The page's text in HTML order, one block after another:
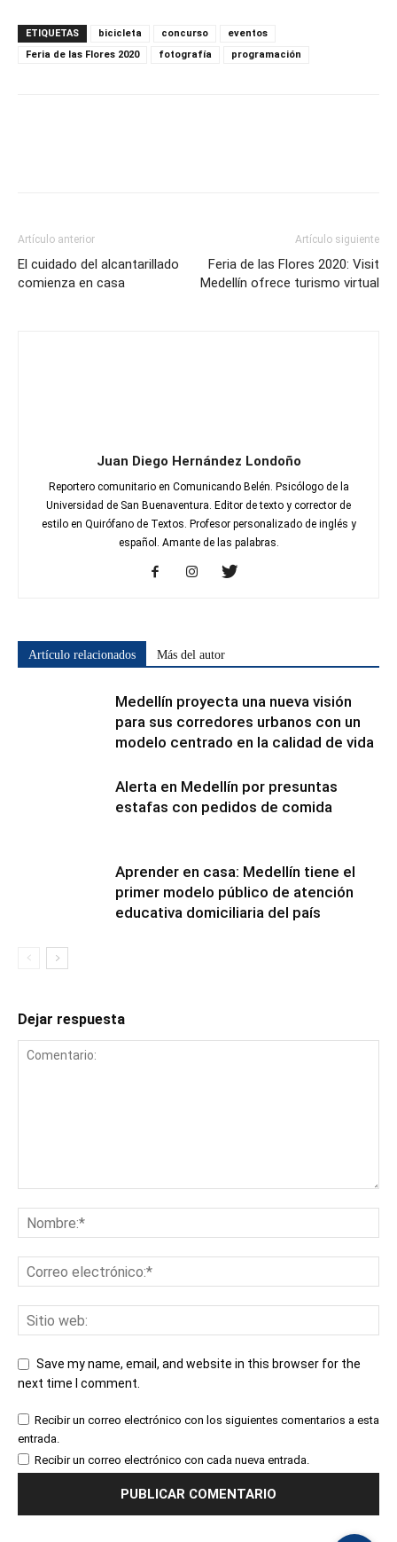
ETIQUETAS bicicleta concurso
eventos
Feria de las Flores 2020
fotografía programación
Artículo anterior
El cuidado del alcantarillado
comienza en casa
Artículo siguiente
Feria de las Flores 2020: Visit
Medellín ofrece turismo virtual
Juan Diego Hernández Londoño
Reportero comunitario en Comunicando Belén. Psicólogo de la
Universidad de San Buenaventura. Editor de texto y corrector de
estilo en Quirófano de Textos. Profesor personalizado de inglés y
español. Amante de las palabras.
Artículo relacionados Más del autor
Medellín proyecta una nueva visión
para sus corredores urbanos con un
modelo centrado en la calidad de vida
Alerta en Medellín por presuntas
estafas con pedidos de comida
Aprender en casa: Medellín tiene el
primer modelo público de atención
educativa domiciliaria del país
Dejar respuesta
Save my name, email, and website in this browser for the
next time I comment.
Recibir un correo electrónico con los siguientes comentarios a esta
entrada.
Recibir un correo electrónico con cada nueva entrada.